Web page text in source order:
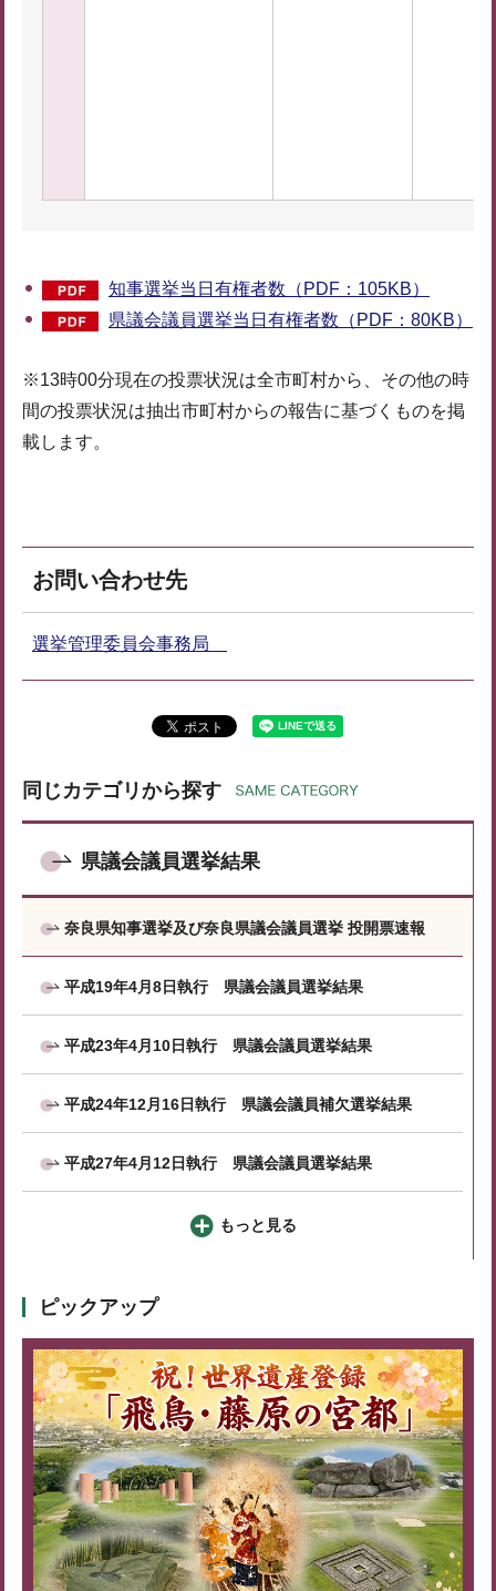
知事選挙当日有権者数（PDF：105KB）
県議会議員選挙当日有権者数（PDF：80KB）
※13時00分現在の投票状況は全市町村から、その他の時
間の投票状況は抽出市町村からの報告に基づくものを掲
載します。
お問い合わせ先
選挙管理委員会事務局
同じカテゴリから探す
県議会議員選挙結果
奈良県知事選挙及び奈良県議会議員選挙 投開票速報
平成19年4月8日執行 県議会議員選挙結果
平成23年4月10日執行 県議会議員選挙結果
平成24年12月16日執行 県議会議員補欠選挙結果
平成27年4月12日執行 県議会議員選挙結果
もっと見る
ピックアップ